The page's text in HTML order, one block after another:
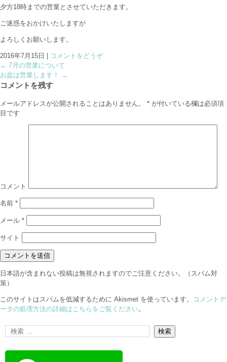
夕方18時までの営業とさせていただきます。
ご迷惑をおかけいたしますが
よろしくお願いします。
2016年7月15日
コメントをどうぞ
← 7月の営業について
お盆は営業します！
→
コメントを残す
メールアドレスが公開されることはありません。 * が付いている欄は必須項
目です
コメント
名前 *
メール *
サイト
日本語が含まれない投稿は無視されますのでご注意ください。（スパム対
策）
このサイトはスパムを低減するために Akismet を使っています。
コメントデ
ータの処理方法の詳細はこちらをご覧ください。